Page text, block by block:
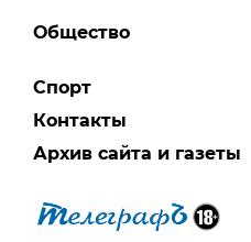
Общество
Спорт
Контакты
Архив сайта и газеты